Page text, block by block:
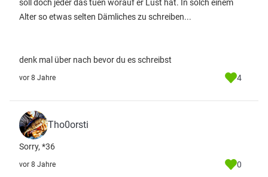
soll doch jeder das tuen worauf er Lust hat. In solch einem
Alter so etwas selten Dämliches zu schreiben...
denk mal über nach bevor du es schreibst
vor 8 Jahre 4
Tho0orsti
Sorry, *36
vor 8 Jahre 0